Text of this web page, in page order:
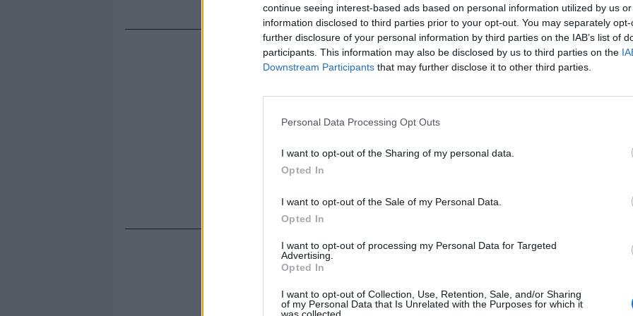
continue seeing interest-based ads based on personal information utilized by us
information disclosed to third parties prior to your opt-out. You may separately
further disclosure of your personal information by third parties on the IAB’s list of
participants. This information may also be disclosed by us to third parties on the
Downstream Participants that may further disclose it to other third parties.
Personal Data Processing Opt Outs
I want to opt-out of the Sharing of my personal data.
Opted In
I want to opt-out of the Sale of my Personal Data.
Opted In
I want to opt-out of processing my Personal Data for Targeted
Advertising.
Opted In
I want to opt-out of Collection, Use, Retention, Sale, and/or Sharing
of my Personal Data that Is Unrelated with the Purposes for which it
Trump, Meloni e la strategia